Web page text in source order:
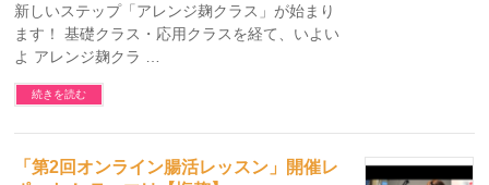
新しいステップ「アレンジ麹クラス」が始まり
ます！ 基礎クラス・応用クラスを経て、いよい
よ アレンジ麹クラ …
続きを読む
「第2回オンライン腸活レッスン」開催レ